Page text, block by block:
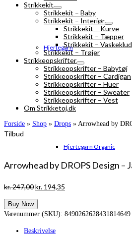
Hjertegarn
Hjertegarn Organic
Strikkekit
Strikkekit – Baby
Strikkekit – Interiør
Strikkekit – Kurve
Strikkekit – Tæpper
Strikkekit –
Strikkekit – Trøjer
Strikkeopskrifter
Strikkeopskrifter – Babytøj
Strikkeopskrifter – Cardigan
Strikkeopskrifter – Huer
Strikkeopskrifter – Sweater
Strikkeopskrifter – Vest
Om Strikketoj.dk
Forside » Shop » Drops » Arrowhead by
Tilbud
Arrowhead by DROPS Design –
kr.247,00Den
pris
var:
kr. 194,35
er:
Buy Now
Varenummer (SKU): 8490262628431814649
Beskrivelse